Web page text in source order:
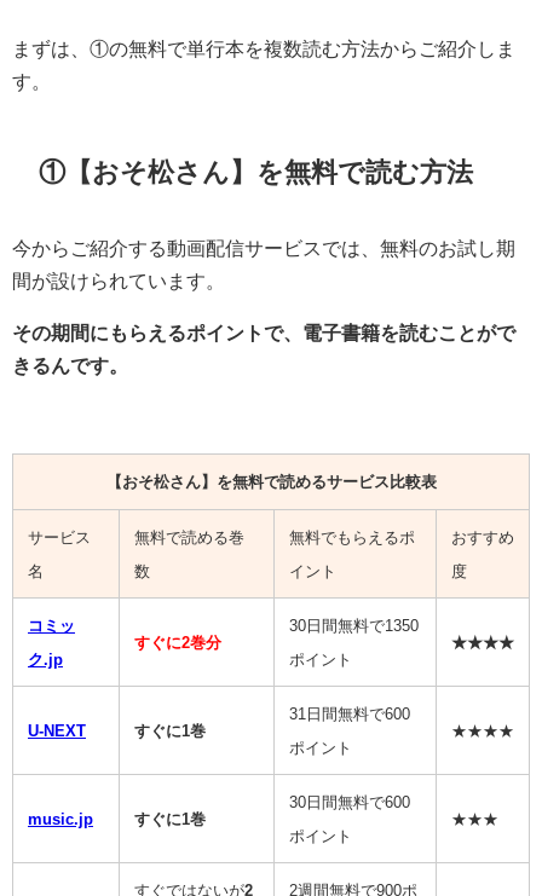
まずは、①の無料で単行本を複数読む方法からご紹介しま
す。
①【おそ松さん】を無料で読む方法
今からご紹介する動画配信サービスでは、無料のお試し期
間が設けられています。
その期間にもらえるポイントで、電子書籍を読むことがで
きるんです。
【おそ松さん】を無料で読めるサービス比較表
サービス
名
無料で読める巻
数
無料でもらえるポ
イント
おすすめ
度
コミッ
ク.jp
すぐに2巻分
30日間無料で1350
ポイント
★★★★
U-NEXT すぐに1巻
31日間無料で600
ポイント
★★★★
music.jp すぐに1巻
30日間無料で600
ポイント
★★★
すぐではないが2 2週間無料で900ポ